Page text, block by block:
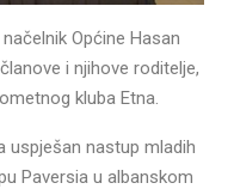
Općine Hasan
i njihove roditelje,
kluba Etna.
uspješan nastup mladih
Paversia u albanskom